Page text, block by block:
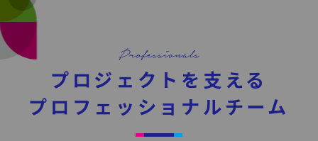
プロジェクトを支える
プロフェッショナルチーム